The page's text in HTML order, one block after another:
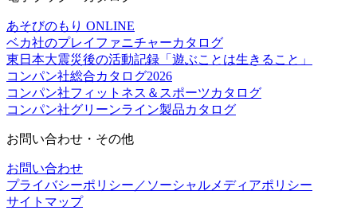
あそびのもり ONLINE
ベカ社のプレイファニチャーカタログ
東日本大震災後の活動記録「遊ぶことは生きること」
コンパン社総合カタログ2026
コンパン社フィットネス＆スポーツカタログ
コンパン社グリーンライン製品カタログ
お問い合わせ・その他
お問い合わせ
プライバシーポリシー／ソーシャルメディアポリシー
サイトマップ